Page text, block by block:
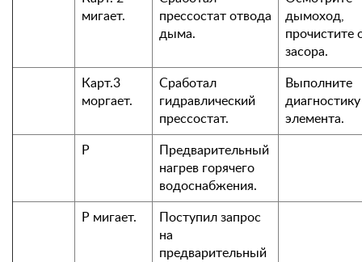
мигает.
прессостат отвода
дыма.
дымоход,
прочистите
засора.
Карт.3
моргает.
Сработал
гидравлический
прессостат.
Выполните
диагностику
элемента.
P
Предварительный
нагрев горячего
водоснабжения.
P мигает.
Поступил запрос
на
предварительный